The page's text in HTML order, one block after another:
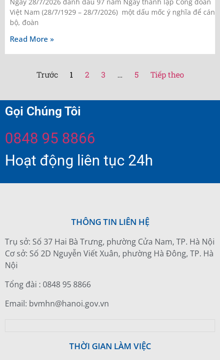
Việt Nam (28/7/1929 – 28/7/2026) một dấu mốc ý nghĩa để cán
bộ, đoàn
Read More »
Trước 1 2 3 … 5 Tiếp theo
Gọi Chúng Tôi
0848 95 8866
Hoạt động liên tục 24h
THÔNG TIN LIÊN HỆ
Trụ sở: Số 37 Hai Bà Trưng, phường Cửa Nam, TP. Hà Nội
Cơ sở: Số 2D Nguyễn Viết Xuân, phường Hà Đông, TP. Hà
Nội
Tổng đài : 0848 95 8866
Email: bvmhn@hanoi.gov.vn
THỜI GIAN LÀM VIỆC